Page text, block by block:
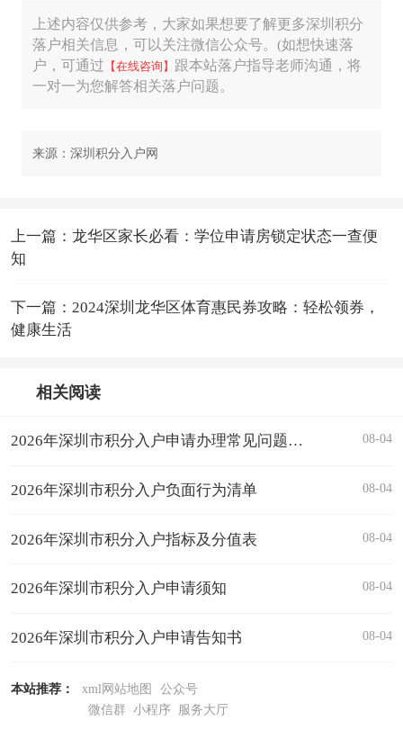
上述内容仅供参考，大家如果想要了解更多深圳积分
落户相关信息，可以关注微信公众号。(如想快速落
户，可通过 【在线咨询】 跟本站落户指导老师沟通，将
一对一为您解答相关落户问题。
来源：深圳积分入户网
上一篇：龙华区家长必看：学位申请房锁定状态一查便
知
下一篇：2024深圳龙华区体育惠民券攻略：轻松领券，
健康生活
相关阅读
2026年深圳市积分入户申请办理常见问题解答汇总 08-04
2026年深圳市积分入户负面行为清单 08-04
2026年深圳市积分入户指标及分值表 08-04
2026年深圳市积分入户申请须知 08-04
2026年深圳市积分入户申请告知书 08-04
本站推荐： xml网站地图
公众号
微信群 小程序 服务大厅